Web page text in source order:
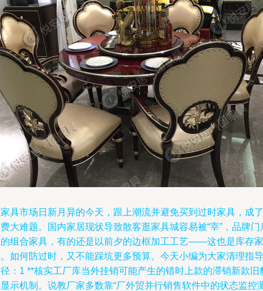
具市场日新月异的今天，跟上潮流并避免买到过时家具，成了
大难题。国内家居现状导致散客逛家具城容易被“宰”，品牌门
组合家具，有的还是以前夕的边框加工工艺——这也是库存家
如何防过时，又不能踩坑更多预算。今天小编为大家清理指导
：1 **核实工厂库当外挂销可能产生的错时上款的滞销新款旧
示机制。说教厂家多数靠“厂外贸并行销售软件中的状态监控